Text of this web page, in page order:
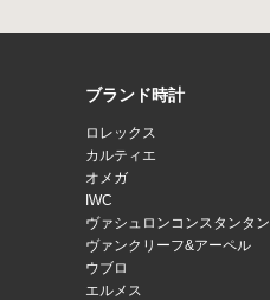
ブランド時計
ロレックス
カルティエ
オメガ
IWC
ヴァシュロンコンスタンタン
ヴァンクリーフ&アーペル
ウブロ
エルメス